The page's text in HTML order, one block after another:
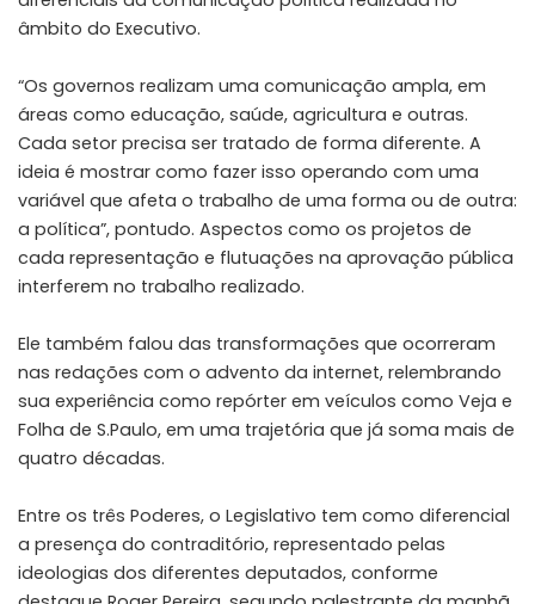
âmbito do Executivo.
“Os governos realizam uma comunicação ampla, em
áreas como educação, saúde, agricultura e outras.
Cada setor precisa ser tratado de forma diferente. A
ideia é mostrar como fazer isso operando com uma
variável que afeta o trabalho de uma forma ou de outra:
a política”, pontudo. Aspectos como os projetos de
cada representação e flutuações na aprovação pública
interferem no trabalho realizado.
Ele também falou das transformações que ocorreram
nas redações com o advento da internet, relembrando
sua experiência como repórter em veículos como Veja e
Folha de S.Paulo, em uma trajetória que já soma mais de
quatro décadas.
Entre os três Poderes, o Legislativo tem como diferencial
a presença do contraditório, representado pelas
ideologias dos diferentes deputados, conforme